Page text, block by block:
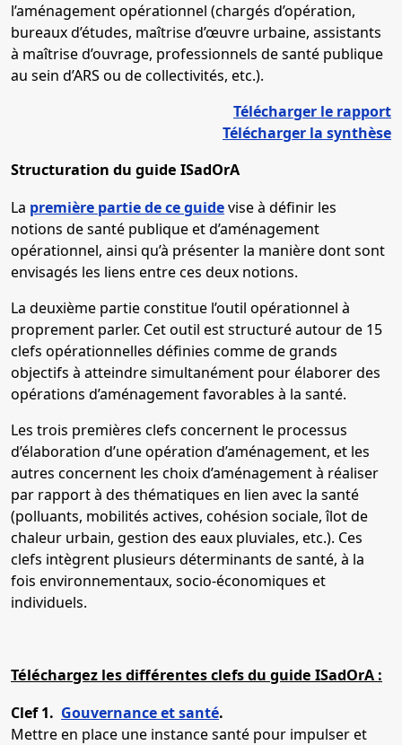
l’aménagement opérationnel (chargés d’opération,
bureaux d’études, maîtrise d’œuvre urbaine, assistants
à maîtrise d’ouvrage, professionnels de santé publique
au sein d’ARS ou de collectivités, etc.).
Télécharger le rapport
Télécharger la synthèse
Structuration du guide ISadOrA
La première partie de ce guidevise à définir les
notions de santé publique et d’aménagement
opérationnel, ainsi qu’à présenter la manière dont sont
envisagés les liens entre ces deux notions.
La deuxième partie constitue l’outil opérationnel à
proprement parler. Cet outil est structuré autour de 15
clefs opérationnelles définies comme de grands
objectifs à atteindre simultanément pour élaborer des
opérations d’aménagement favorables à la santé.
Les trois premières clefs concernent le processus
d’élaboration d’une opération d’aménagement, et les
autres concernent les choix d’aménagement à réaliser
par rapport à des thématiques en lien avec la santé
(polluants, mobilités actives, cohésion sociale, îlot de
chaleur urbain, gestion des eaux pluviales, etc.). Ces
clefs intègrent plusieurs déterminants de santé, à la
fois environnementaux, socio-économiques et
individuels.
Téléchargez les différentes clefs du guide ISadOrA :
Clef 1. Gouvernance et santé.
Mettre en place une instance santé pour impulser et